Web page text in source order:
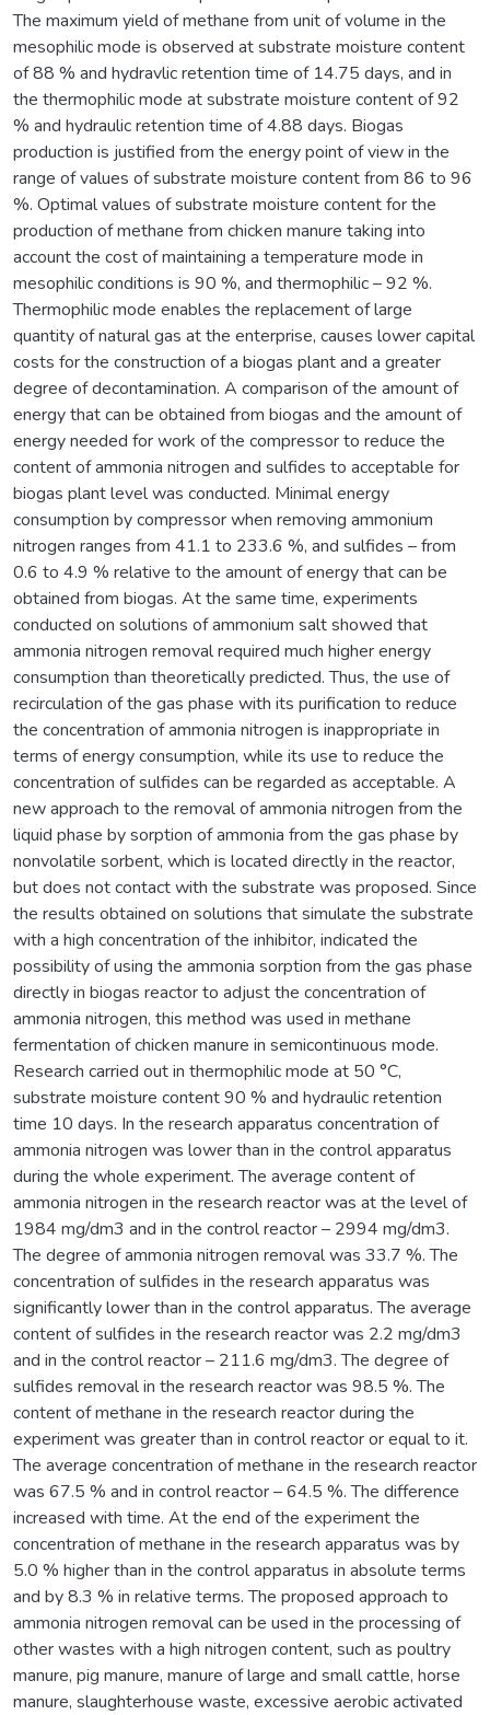
The maximum yield of methane from unit of volume in the
mesophilic mode is observed at substrate moisture content
of 88 % and hydravlic retention time of 14.75 days, and in
the thermophilic mode at substrate moisture content of 92
% and hydraulic retention time of 4.88 days. Biogas
production is justified from the energy point of view in the
range of values of substrate moisture content from 86 to 96
%. Optimal values of substrate moisture content for the
production of methane from chicken manure taking into
account the cost of maintaining a temperature mode in
mesophilic conditions is 90 %, and thermophilic – 92 %.
Thermophilic mode enables the replacement of large
quantity of natural gas at the enterprise, causes lower capital
costs for the construction of a biogas plant and a greater
degree of decontamination. A comparison of the amount of
energy that can be obtained from biogas and the amount of
energy needed for work of the compressor to reduce the
content of ammonia nitrogen and sulfides to acceptable for
biogas plant level was conducted. Minimal energy
consumption by compressor when removing ammonium
nitrogen ranges from 41.1 to 233.6 %, and sulfides – from
0.6 to 4.9 % relative to the amount of energy that can be
obtained from biogas. At the same time, experiments
conducted on solutions of ammonium salt showed that
ammonia nitrogen removal required much higher energy
consumption than theoretically predicted. Thus, the use of
recirculation of the gas phase with its purification to reduce
the concentration of ammonia nitrogen is inappropriate in
terms of energy consumption, while its use to reduce the
concentration of sulfides can be regarded as acceptable. A
new approach to the removal of ammonia nitrogen from the
liquid phase by sorption of ammonia from the gas phase by
nonvolatile sorbent, which is located directly in the reactor,
but does not contact with the substrate was proposed. Since
the results obtained on solutions that simulate the substrate
with a high concentration of the inhibitor, indicated the
possibility of using the ammonia sorption from the gas phase
directly in biogas reactor to adjust the concentration of
ammonia nitrogen, this method was used in methane
fermentation of chicken manure in semicontinuous mode.
Research carried out in thermophilic mode at 50 °C,
substrate moisture content 90 % and hydraulic retention
time 10 days. In the research apparatus concentration of
ammonia nitrogen was lower than in the control apparatus
during the whole experiment. The average content of
ammonia nitrogen in the research reactor was at the level of
1984 mg/dm3 and in the control reactor – 2994 mg/dm3.
The degree of ammonia nitrogen removal was 33.7 %. The
concentration of sulfides in the research apparatus was
significantly lower than in the control apparatus. The average
content of sulfides in the research reactor was 2.2 mg/dm3
and in the control reactor – 211.6 mg/dm3. The degree of
sulfides removal in the research reactor was 98.5 %. The
content of methane in the research reactor during the
experiment was greater than in control reactor or equal to it.
The average concentration of methane in the research reactor
was 67.5 % and in control reactor – 64.5 %. The difference
increased with time. At the end of the experiment the
concentration of methane in the research apparatus was by
5.0 % higher than in the control apparatus in absolute terms
and by 8.3 % in relative terms. The proposed approach to
ammonia nitrogen removal can be used in the processing of
other wastes with a high nitrogen content, such as poultry
manure, pig manure, manure of large and small cattle, horse
manure, slaughterhouse waste, excessive aerobic activated